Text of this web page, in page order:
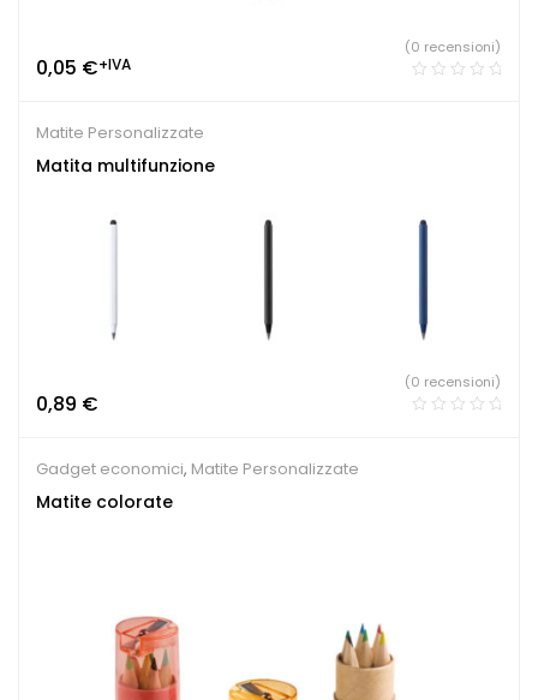
0,05 €+IVA
(0 recensioni)
Matite Personalizzate
Matita multifunzione
0,89 €
(0 recensioni)
Gadget economici, Matite Personalizzate
Matite colorate